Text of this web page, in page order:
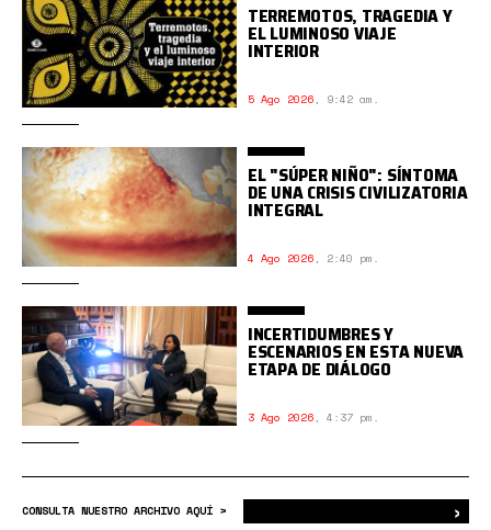
TERREMOTOS, TRAGEDIA Y
EL LUMINOSO VIAJE
INTERIOR
5 Ago 2026, 9:42 am.
EL "SÚPER NIÑO": SÍNTOMA
DE UNA CRISIS CIVILIZATORIA
INTEGRAL
4 Ago 2026, 2:40 pm.
INCERTIDUMBRES Y
ESCENARIOS EN ESTA NUEVA
ETAPA DE DIÁLOGO
3 Ago 2026, 4:37 pm.
CONSULTA NUESTRO ARCHIVO AQUÍ > ›